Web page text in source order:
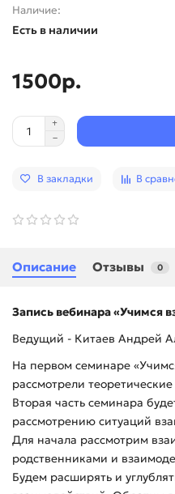
Наличие:
Есть в наличии
1500р.
В закладки В
Описание Отзывы 0
Запись вебинара «Учимся
Ведущий - Китаев Андрей
На первом семинаре
рассмотрели
Вторая часть семинара
рассмотрению ситуаций
Для начала рассмотрим
родственниками и
Будем расширять и